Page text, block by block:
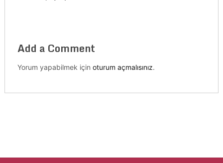
Add a Comment
Yorum yapabilmek için oturum açmalısınız.